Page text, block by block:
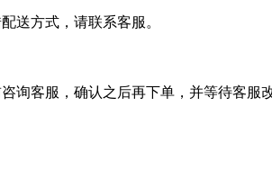
送方式，请联系客服。
询客服，确认之后再下单，并等待客服改